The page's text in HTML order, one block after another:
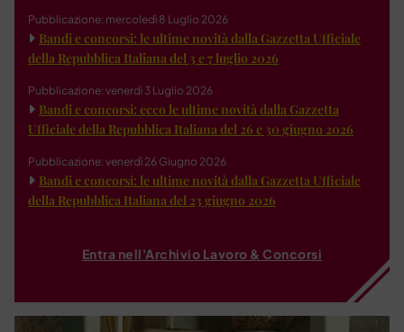
Pubblicazione: mercoledì 8 Luglio 2026
Bandi e concorsi: le ultime novità dalla Gazzetta Ufficiale
della Repubblica Italiana del 3 e 7 luglio 2026
Pubblicazione: venerdì 3 Luglio 2026
Bandi e concorsi: ecco le ultime novità dalla Gazzetta
Ufficiale della Repubblica Italiana del 26 e 30 giugno 2026
Pubblicazione: venerdì 26 Giugno 2026
Bandi e concorsi: le ultime novità dalla Gazzetta Ufficiale
della Repubblica Italiana del 23 giugno 2026
Entra nell'Archivio Lavoro & Concorsi